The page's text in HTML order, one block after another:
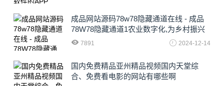
成品网站源码78w78隐藏通道在线 - 成品
78W78隐藏通道1农业数字化,为乡村振兴
注入新动力
7891 2024-12-14
国内免费精品亚州精品视频国内天堂综
合、免费看电影的网站有哪些啊